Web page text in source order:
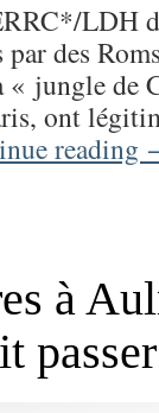
LDH
des
jungle de
ont
reading
à